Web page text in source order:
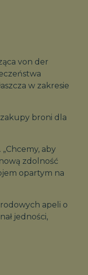
von der
w zakresie
broni dla
. „Chcemy, aby
zdolność
opartym na
apeli o
jedności,